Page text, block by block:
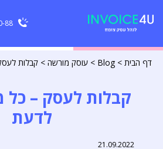
88
דף הבית >
Blog
> עוסק מורשה > קבלות
קבלות לעסק – כל
לדעת
21.09.2022